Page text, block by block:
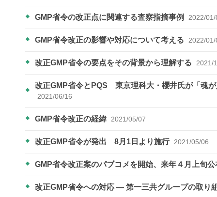
GMP省令の改正点に関連する査察指摘事例 2022/01/
GMP省令改正の影響や対応について考える 2022/01/
改正GMP省令の要点をその背景から理解する 2021/
改正GMP省令とPQS 東京理科大・櫻井氏が「魂
2021/06/16
GMP省令改正の経緯 2021/05/07
改正GMP省令が発出 8月1日より施行 2021/05/06
GMP省令改正案のパブコメを開始、来年４月上旬
改正GMP省令への対応 ― 第一三共グループの取り